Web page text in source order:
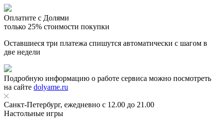
Оплатите с Долями
только 25% стоимости покупки
Оставшиеся три платежа спишутся автоматически с шагом в
две недели
Подробную информацию о работе сервиса можно посмотреть
на сайте dolyame.ru
Санкт-Петербург, ежедневно с 12.00 до 21.00
Настольные игры